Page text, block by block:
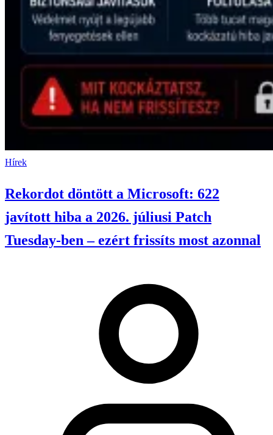
Hírek
Rekordot döntött a Microsoft: 622
javított hiba a 2026. júliusi Patch
Tuesday-ben – ezért frissíts most azonnal